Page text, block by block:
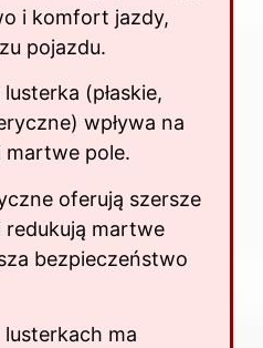
i komfort jazdy,
pojazdu.
(płaskie,
wpływa na
martwe pole.
oferują szersze
redukują martwe
bezpieczeństwo
ma